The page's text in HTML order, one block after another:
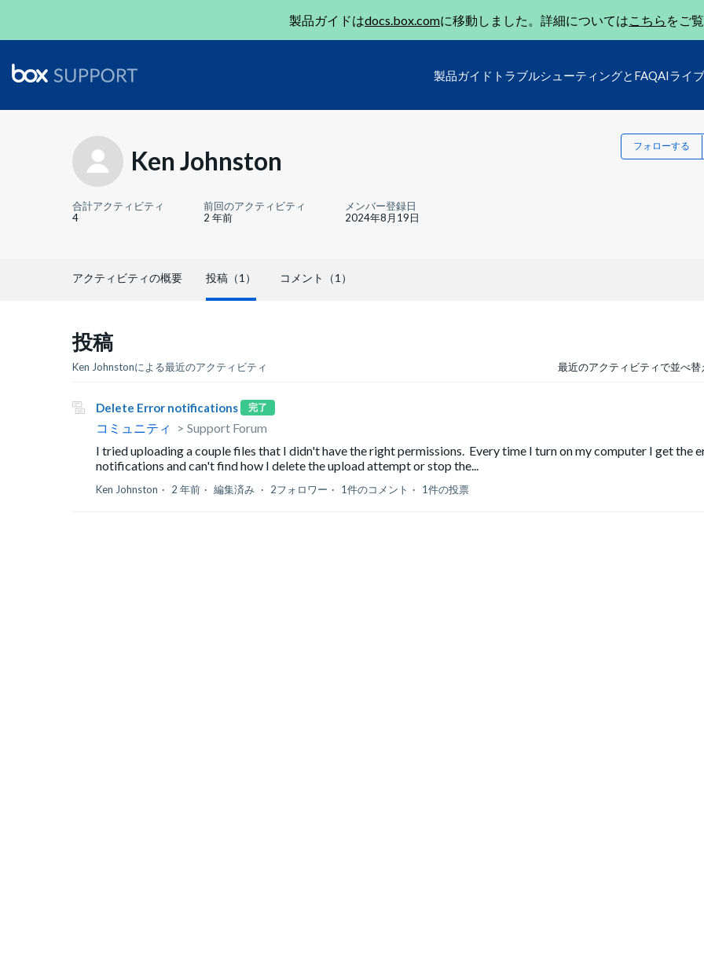
製品ガイドはdocs.box.comに移動しました。詳細についてはこちら をご
製品ガイド トラブルシューティングとFAQAIライ
Ken Johnston フォローする
合計アクティビティ
4
前回のアクティビティ
2 年前
メンバー登録日
2024年8月19日
アクティビティの概要 投稿（1） コメント（1）
投稿
Ken Johnstonによる最近のアクティビティ 最近のアクティビティで並べ替
Delete Error notifications 完了
コミュニティ
Support Forum
I tried uploading a couple files that I didn't have the right permissions. Every time I turn on my computer I get the
notifications and can't find how I delete the upload attempt or stop the...
Ken Johnston 2 年前 編集済み 2フォロワー 1件のコメント 1件の投票